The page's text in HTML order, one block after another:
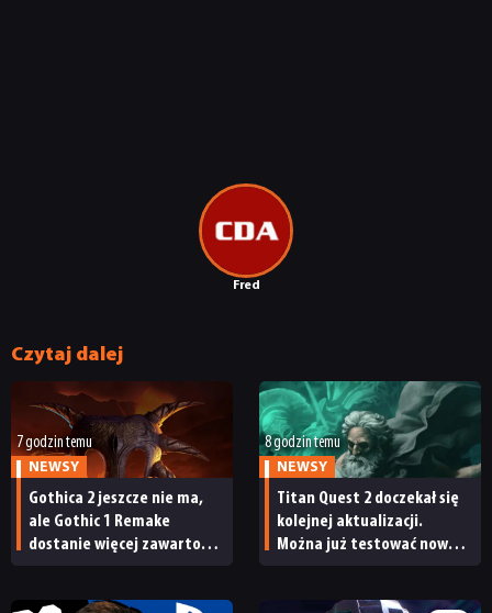
Fred
Czytaj dalej
7 godzin temu
NEWSY
Gothica 2 jeszcze nie ma,
ale Gothic 1 Remake
dostanie więcej zawartości.
8 godzin temu
NEWSY
Titan Quest 2 doczekał się
kolejnej aktualizacji.
Można już testować nową